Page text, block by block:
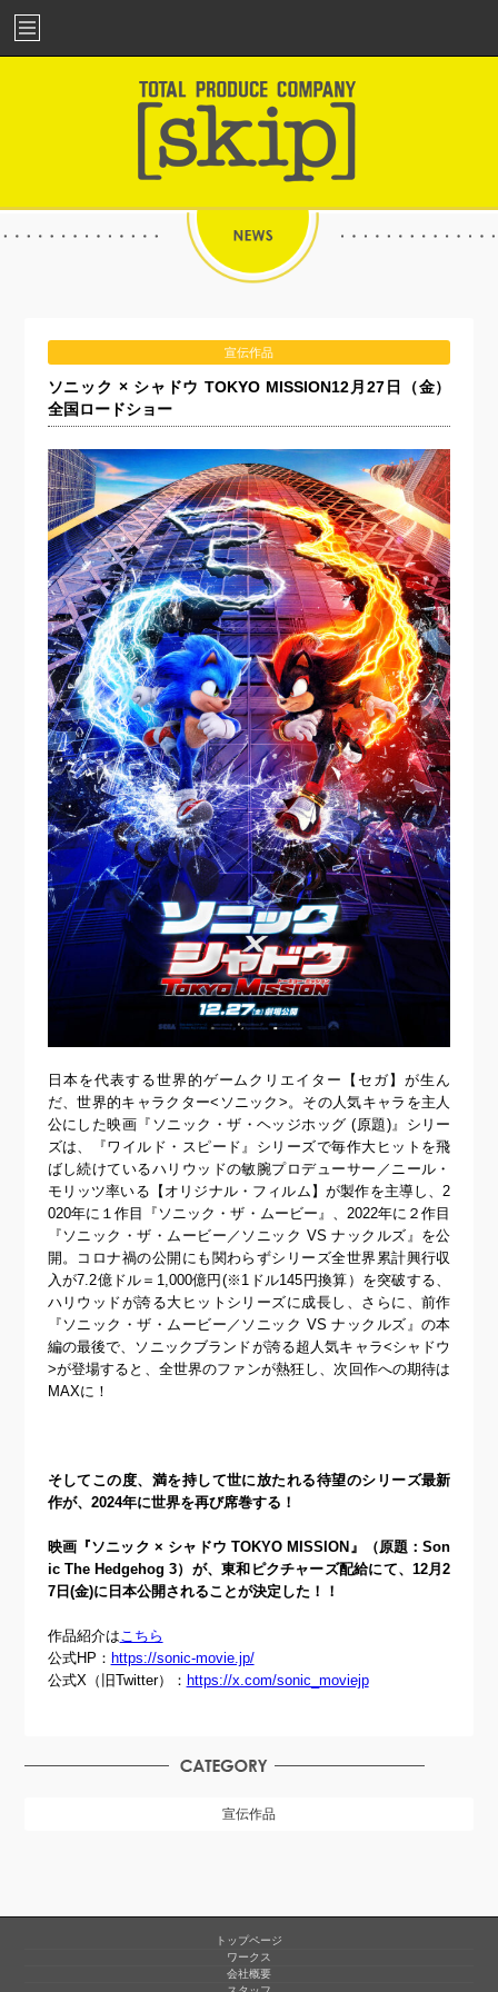
宣伝作品
ソニック × シャドウ TOKYO MISSION12月27日（金）
全国ロードショー
日本を代表する世界的ゲームクリエイター【セガ】が生ん
だ、世界的キャラクター<ソニック>。その人気キャラを主人
公にした映画『ソニック・ザ・ヘッジホッグ (原題)』シリー
ズは、『ワイルド・スピード』シリーズで毎作大ヒットを飛
ばし続けているハリウッドの敏腕プロデューサー／ニール・
モリッツ率いる【オリジナル・フィルム】が製作を主導し、2
020年に１作目『ソニック・ザ・ムービー』、2022年に２作目
『ソニック・ザ・ムービー／ソニック VS ナックルズ』を公
開。コロナ禍の公開にも関わらずシリーズ全世界累計興行収
入が7.2億ドル＝1,000億円(※1ドル145円換算）を突破する、
ハリウッドが誇る大ヒットシリーズに成長し、さらに、前作
『ソニック・ザ・ムービー／ソニック VS ナックルズ』の本
編の最後で、ソニックブランドが誇る超人気キャラ<シャドウ
>が登場すると、全世界のファンが熱狂し、次回作への期待は
MAXに！
そしてこの度、満を持して世に放たれる待望のシリーズ最新
作が、2024年に世界を再び席巻する！
映画『ソニック × シャドウ TOKYO MISSION』（原題：Son
ic The Hedgehog 3）が、東和ピクチャーズ配給にて、12月2
7日(金)に日本公開されることが決定した！！
作品紹介は こちら
公式HP： https://sonic-movie.jp/
公式X（旧Twitter）： https://x.com/sonic_moviejp
宣伝作品
トップページ
ワークス
会社概要